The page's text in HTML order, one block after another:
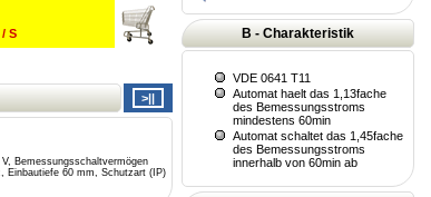
/ S
Bemessungsschaltvermögen
Einbautiefe 60 mm, Schutzart (IP)
B - Charakteristik
VDE 0641 T11
Automat haelt das 1,13fache
des Bemessungsstroms
mindestens 60min
Automat schaltet das 1,45fache
des Bemessungsstroms
innerhalb von 60min ab